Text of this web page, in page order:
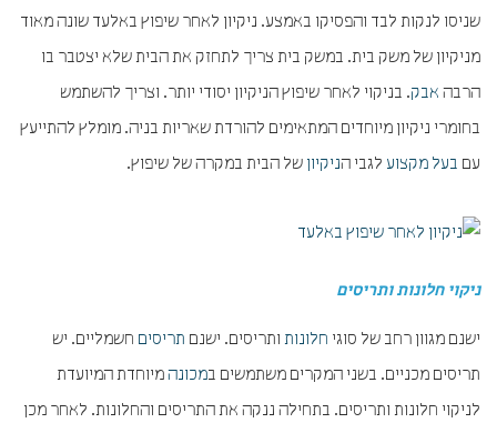
שניסו לנקות לבד והפסיקו באמצע. ניקיון לאחר שיפוץ באלעד שונה מאוד
מניקיון של משק בית. במשק בית צריך לתחזק את הבית שלא יצטבר בו
הרבה אבק. בניקוי לאחר שיפוץ הניקיון יסודי יותר. וצריך להשתמש
בחומרי ניקיון מיוחדים המתאימים להורדת שאריות בניה. מומלץ להתייעץ
עם בעל מקצוע לגבי הניקיון של הבית במקרה של שיפוץ.
ניקוי חלונות ותריסים
ישנם מגוון רחב של סוגי חלונות ותריסים. ישנם תריסים חשמליים. יש
תריסים מכניים. בשני המקרים משתמשים במכונהמיוחדת המיועדת
לניקוי חלונות ותריסים. בתחילה ננקה את התריסים והחלונות. לאחר מכן